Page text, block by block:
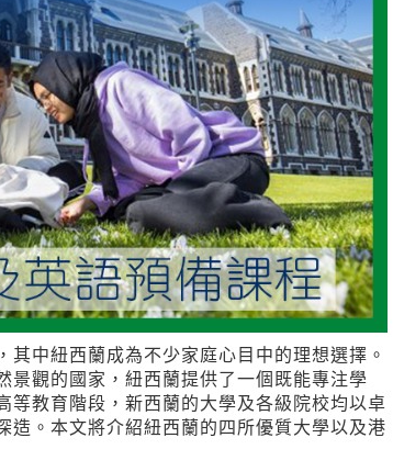
中紐西蘭成為不少家庭心目中的理想選擇。
景觀的國家，紐西蘭提供了一個既能專注學
等教育階段，新西蘭的大學及各級院校均以卓
造。本文將介紹紐西蘭的四所優質大學以及港